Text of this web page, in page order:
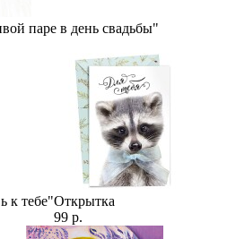
паре в день свадьбы"
к тебе"Открытка
99 р.